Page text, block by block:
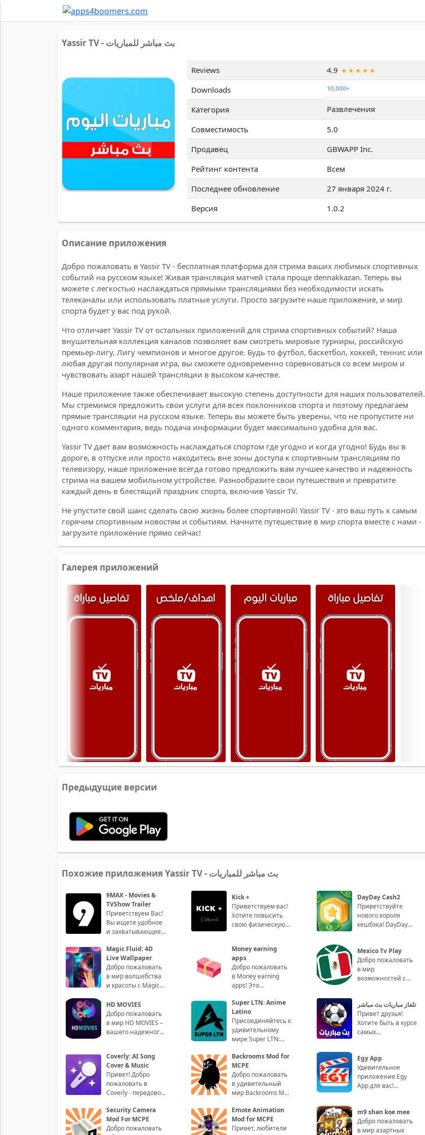
Yassir TV - بث مباشر للمباريات
Reviews
4.9
Downloads
10,000+
Категория
Развлечения
Совместимость
5.0
Продавец
GBWAPP Inc.
Рейтинг контента
Всем
Последнее обновление
27 января 2024 г.
Версия
1.0.2
Описание приложения
Добро пожаловать в Yassir TV - бесплатная платформа для стрима ваших любимых спортивных
событий на русском языке! Живая трансляция матчей стала проще dennakkazan. Теперь вы
можете с легкостью наслаждаться прямыми трансляциями без необходимости искать
телеканалы или использовать платные услуги. Просто загрузите наше приложение, и мир
спорта будет у вас под рукой.
Что отличает Yassir TV от остальных приложений для стрима спортивных событий? Наша
внушительная коллекция каналов позволяет вам смотреть мировые турниры, российскую
премьер-лигу, Лигу чемпионов и многое другое. Будь то футбол, баскетбол, хоккей, теннис или
любая другая популярная игра, вы сможете одновременно соревноваться со всем миром и
чувствовать азарт нашей трансляции в высоком качестве.
Наше приложение также обеспечивает высокую степень доступности для наших пользователей.
Мы стремимся предложить свои услуги для всех поклонников спорта и поэтому предлагаем
прямые трансляции на русском языке. Теперь вы можете быть уверены, что не пропустите ни
одного комментария, ведь подача информации будет максимально удобна для вас.
Yassir TV дает вам возможность наслаждаться спортом где угодно и когда угодно! Будь вы в
дороге, в отпуске или просто находитесь вне зоны доступа к спортивным трансляциям по
телевизору, наше приложение всегда готово предложить вам лучшее качество и надежность
стрима на вашем мобильном устройстве. Разнообразите свои путешествия и превратите
каждый день в блестящий праздник спорта, включив Yassir TV.
Не упустите свой шанс сделать свою жизнь более спортивной! Yassir TV - это ваш путь к самым
горячим спортивным новостям и событиям. Начните путешествие в мир спорта вместе с нами -
загрузите приложение прямо сейчас!
Галерея приложений
Предыдущие версии
Похожие приложения Yassir TV - بث مباشر للمباريات
9MAX - Movies &
TVShow Trailer
Приветствуем Вас!
Вы ищете удобное
и захватывающее
приложение для
просмотра
трейлеров филь
Kick +
Приветствуем вас!
Хотите повысить
свою физическую
здоровый образ
жизни? То
DayDay Cash2
Приветствуйте
нового короля
кешбэка! DayDay
нереальных скидок
и кэш
Magic Fluid: 4D
Live Wallpaper
Добро пожаловать
в мир волшебства
и красоты с Magic
Wallpaper!
Приложение,
которое пр
Money earning
apps
Добро пожаловать
в Money earning
apps! Это
предлагает вам
уникальную
возможность
зарабаты
Mexico Tv Play
Добро пожаловать
в мир
возможностей с
захватывающим
приложением для
просмотра
HD MOVIES
Добро пожаловать
в мир HD MOVIES –
вашего надежного
кинематографического
о
Super LTN: Anime
Latino
Присоединяйтесь к
удивительному
мире Super LTN:
Устали от того, что
ваше время на тел
تلفاز مباريات بث مباشر
Привет друзья!
Хотите быть в курсе
самых
матчей в мире
прямо на своем
смарт
Coverly: AI Song
Cover & Music
Привет! Добро
пожаловать в
Coverly - передовое
которое открывает
для вас новые
возможнос
Backrooms Mod for
MCPE
Добро пожаловать
в удивительный
мир Backrooms Mod
являетесь фанатом
игры Minecraft
Egy App
Удивительное
приложение Egy
App для вас!
инновационного
приложени
Security Camera
Mod For MCPE
Добро пожаловать
Emote Animation
Mod for MCPE
Привет, любители
m9 shan koe mee
Добро пожаловать
в мир азартных